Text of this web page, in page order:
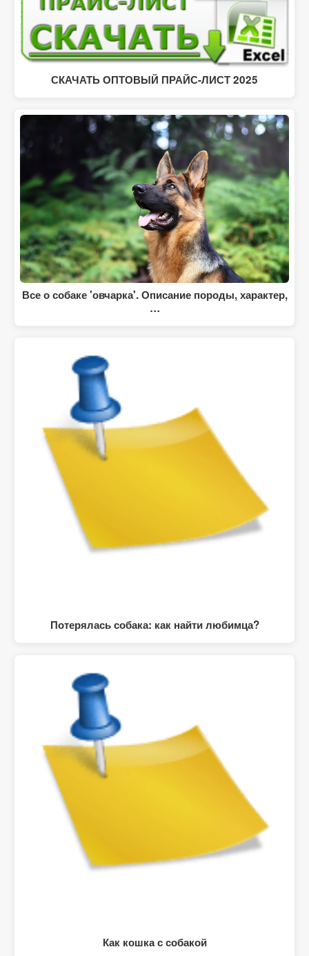
СКАЧАТЬ ОПТОВЫЙ ПРАЙС-ЛИСТ 2025
Все о собаке 'овчарка'. Описание породы, характер,
…
Потерялась собака: как найти любимца?
Как кошка с собакой